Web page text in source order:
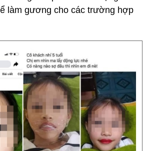
làm gương cho các trường hợp